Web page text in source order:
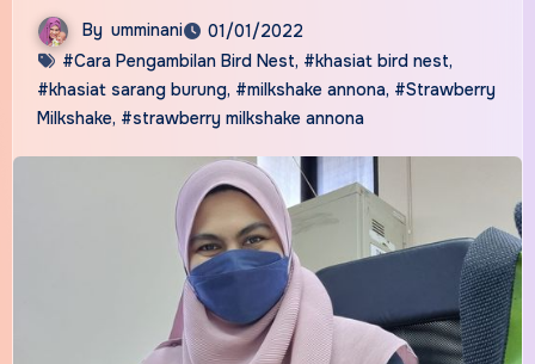
By umminani
01/01/2022
#Cara Pengambilan Bird Nest, #khasiat bird nest,
#khasiat sarang burung, #milkshake annona, #Strawberry
Milkshake, #strawberry milkshake annona